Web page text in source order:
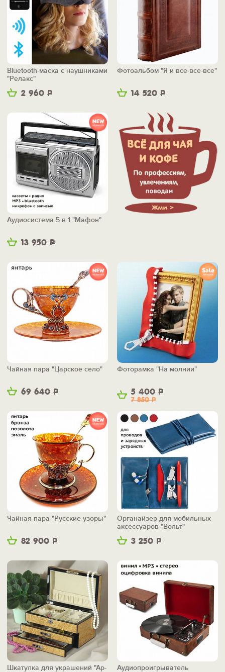
2 960 Р
Bluetooth-маска с наушниками
"Релакс"
14 520 Р
Фотоальбом "Я и все-все-все"
13 950 Р
Аудиосистема 5 в 1 "Мафон"
69 640 Р
Чайная пара "Царское село"
5 400 Р
7 850Р
Фоторамка "На молнии"
82 900 Р
Чайная пара "Русские узоры"
3 250 Р
Органайзер для мобильных
аксессуаров "Вольт"
Шкатулка для украшений "Ар-
Аудиопроигрыватель